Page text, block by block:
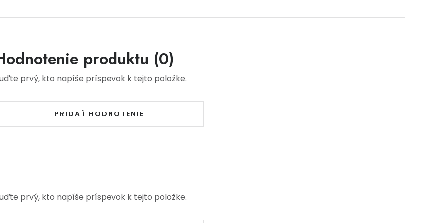
produktu (0)
prvý, kto napíše príspevok k tejto položke.
PRIDAŤ HODNOTENIE
prvý, kto napíše príspevok k tejto položke.